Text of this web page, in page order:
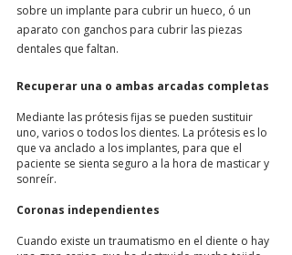
sobre un implante para cubrir un hueco, ó un
aparato con ganchos para cubrir las piezas
dentales que faltan.
Recuperar una o ambas arcadas completas
Mediante las prótesis fijas se pueden sustituir
uno, varios o todos los dientes. La prótesis es lo
que va anclado a los implantes, para que el
paciente se sienta seguro a la hora de masticar y
sonreír.
Coronas independientes
Cuando existe un traumatismo en el diente o hay